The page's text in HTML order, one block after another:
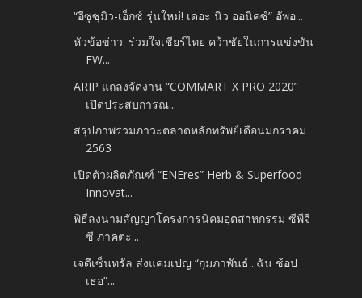
“อีซูซุมิว-เอ็กซ์ รุ่นใหม่! เดอะ นิว ออนิคซ์” อัพอ...
หัวข้อข่าว: ร่วมใจเชียร์ไทย คว้าชัยในการแข่งขัน
FW...
ARIP แถลงจัดงาน “COMMART X PRO 2020”
เปิดประสบการณ...
สรุปภาพรวมภาวะตลาดหลักทรัพย์เดือนมกราคม
2563
เปิดตัวผลิตภัณฑ์ “ENEres” Herb & Superfood
Innovat...
พิธีลงนามสัญญาโครงการนิคมอุตสาหกรรม ซีพีจี
ซี ภาคตะ...
เจดีเซ็นทรัล ส่งแคมเปญ “กุมภาพันธ์...ฉัน ช้อป
เธอ”...